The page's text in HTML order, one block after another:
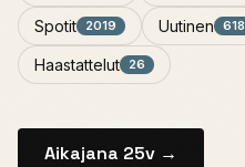
Spotit 2019 Uutinen 618
Haastattelut 26
Aikajana 25v →